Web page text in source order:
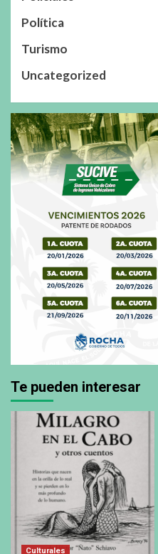
Política
Turismo
Uncategorized
Te pueden interesar
Culturales